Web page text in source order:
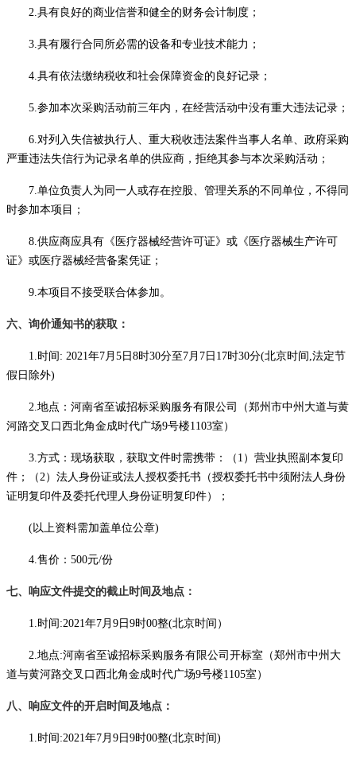
2.具有良好的商业信誉和健全的财务会计制度；
3.具有履行合同所必需的设备和专业技术能力；
4.具有依法缴纳税收和社会保障资金的良好记录；
5.参加本次采购活动前三年内，在经营活动中没有重大违法记录；
6.对列入失信被执行人、重大税收违法案件当事人名单、政府采购
严重违法失信行为记录名单的供应商，拒绝其参与本次采购活动；
7.单位负责人为同一人或存在控股、管理关系的不同单位，不得同
时参加本项目；
8.供应商应具有《医疗器械经营许可证》或《医疗器械生产许可
证》或医疗器械经营备案凭证；
9.本项目不接受联合体参加。
六、询价通知书的获取：
1.时间: 2021年7月5日 8时30分至 7月 7 日 17时30分(北京时间,法定节
假日除外)
2.地点：河南省至诚招标采购服务有限公司（郑州市中州大道与黄
河路交叉口西北角金成时代广场9号楼1103室）
3.方式：现场获取，获取文件时需携带：（1）营业执照副本复印
件；（2）法人身份证或法人授权委托书（授权委托书中须附法人身份
证明复印件及委托代理人身份证明复印件）；
(以上资料需加盖单位公章)
4.售价：500元/份
七、响应文件提交的截止时间及地点：
1.时间:2021年7月 9 日 9时00整(北京时间）
2.地点:河南省至诚招标采购服务有限公司开标室（郑州市中州大
道与黄河路交叉口西北角金成时代广场9号楼1105室）
八、响应文件的开启时间及地点：
1.时间:2021年7月 9 日 9时00整(北京时间)